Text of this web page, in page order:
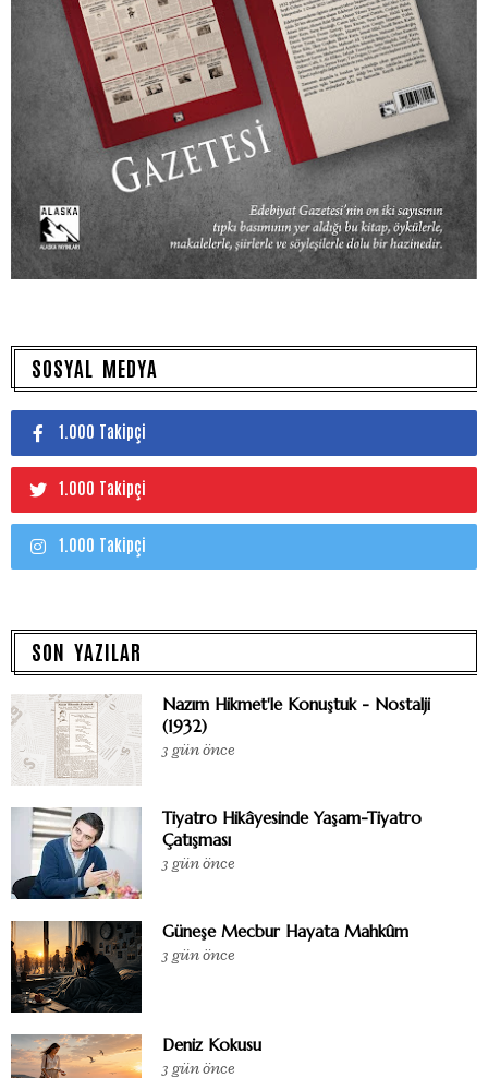
SOSYAL MEDYA
1.000 Takipçi
1.000 Takipçi
1.000 Takipçi
SON YAZILAR
Nazım Hikmet'le Konuştuk - Nostalji
(1932)
3 gün önce
Tiyatro Hikâyesinde Yaşam-Tiyatro
Çatışması
3 gün önce
Güneşe Mecbur Hayata Mahkûm
3 gün önce
Deniz Kokusu
3 gün önce